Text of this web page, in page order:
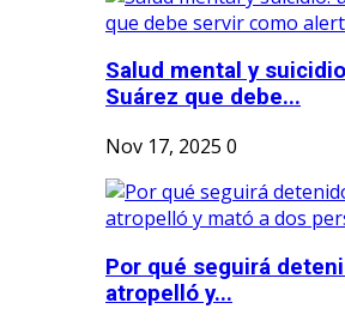
Salud mental y
Suárez que debe...
Nov 17, 2025 0
Por qué seguirá
atropelló y...